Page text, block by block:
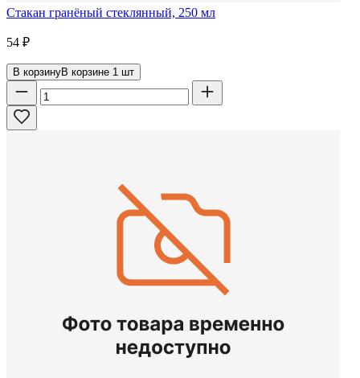
Стакан гранёный стеклянный, 250 мл
54 ₽
В корзинуВ корзине 1 шт